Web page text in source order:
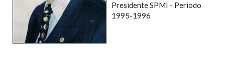
Presidente SPMI - Periodo
1995-1996